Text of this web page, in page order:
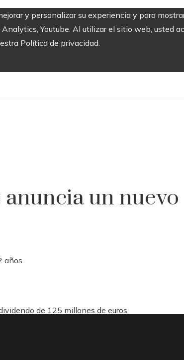
y personalizar su experiencia y para
Youtube. Al utilizar el sitio web, usted
Política de privacidad.
un
años
de 125 millones de euros